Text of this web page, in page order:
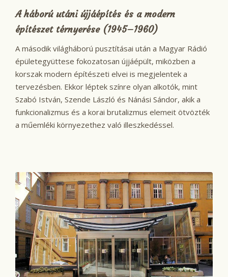
A háború utáni újjáépítés és a modern
építészet térnyerése (1945–1960)
A második világháború pusztításai után a Magyar Rádió
épületegyüttese fokozatosan újjáépült, miközben a
korszak modern építészeti elvei is megjelentek a
tervezésben. Ekkor léptek színre olyan alkotók, mint
Szabó István, Szende László és Nánási Sándor, akik a
funkcionalizmus és a korai brutalizmus elemeit ötvözték
a műemléki környezethez való illeszkedéssel.